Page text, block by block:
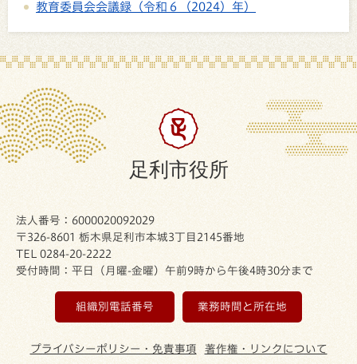
教育委員会会議録（令和６（2024）年）
足利市役所
法人番号：6000020092029
〒326-8601 栃木県足利市本城3丁目2145番地
TEL 0284-20-2222
受付時間：平日（月曜-金曜）午前9時から午後4時30分まで
組織別電話番号 業務時間と所在地
プライバシーポリシー・免責事項 著作権・リンクについて